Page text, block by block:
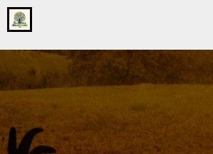
Go
to
home
onsgrotegezin.nl